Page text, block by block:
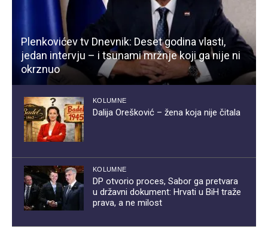
Plenkovićev tv Dnevnik: Deset godina vlasti,
jedan intervju – i tsunami mržnje koji ga nije ni
okrznuo
KOLUMNE
Dalija Orešković – žena koja nije čitala
KOLUMNE
DP otvorio proces, Sabor ga pretvara
u državni dokument: Hrvati u BiH traže
prava, a ne milost